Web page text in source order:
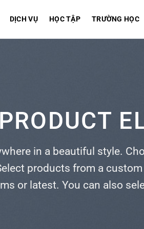
DỊCH VỤ HỌC TẬP TRƯỜNG HỌC
PRODUCT
in a beautiful style.
products from a
or latest. You can also